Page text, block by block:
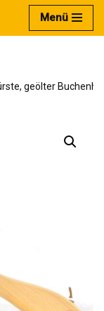
Menü
geölter